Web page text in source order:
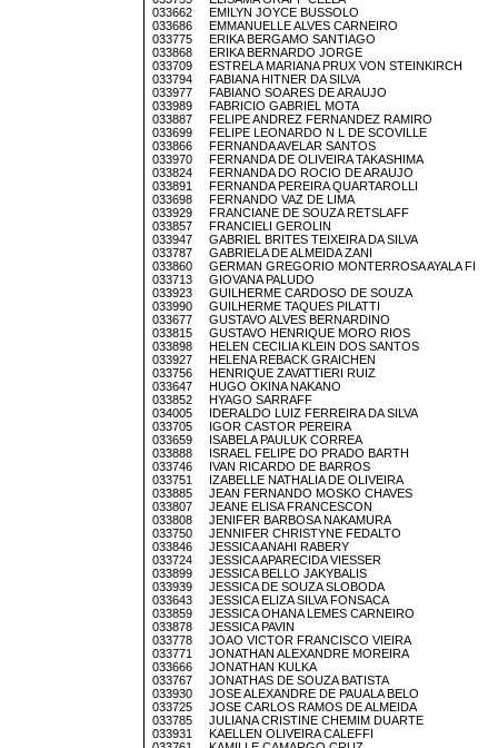
033662 EMILYN JOYCE BUSSOLO
033686 EMMANUELLE ALVES CARNEIRO
033775 ERIKA BERGAMO SANTIAGO
033868 ERIKA BERNARDO JORGE
033709 ESTRELA MARIANA PRUX VON STEINKIRCH
033794 FABIANA HITNER DA SILVA
033977 FABIANO SOARES DE ARAUJO
033989 FABRICIO GABRIEL MOTA
033887 FELIPE ANDREZ FERNANDEZ RAMIRO
033699 FELIPE LEONARDO N L DE SCOVILLE
033866 FERNANDA AVELAR SANTOS
033970 FERNANDA DE OLIVEIRA TAKASHIMA
033824 FERNANDA DO ROCIO DE ARAUJO
033891 FERNANDA PEREIRA QUARTAROLLI
033698 FERNANDO VAZ DE LIMA
033929 FRANCIANE DE SOUZA RETSLAFF
033857 FRANCIELI GEROLIN
033947 GABRIEL BRITES TEIXEIRA DA SILVA
033787 GABRIELA DE ALMEIDA ZANI
033860 GERMAN GREGORIO MONTERROSA AYALA FI
033713 GIOVANA PALUDO
033923 GUILHERME CARDOSO DE SOUZA
033990 GUILHERME TAQUES PILATTI
033677 GUSTAVO ALVES BERNARDINO
033815 GUSTAVO HENRIQUE MORO RIOS
033898 HELEN CECILIA KLEIN DOS SANTOS
033927 HELENA REBACK GRAICHEN
033756 HENRIQUE ZAVATTIERI RUIZ
033647 HUGO OKINA NAKANO
033852 HYAGO SARRAFF
034005 IDERALDO LUIZ FERREIRA DA SILVA
033705 IGOR CASTOR PEREIRA
033659 ISABELA PAULUK CORREA
033888 ISRAEL FELIPE DO PRADO BARTH
033746 IVAN RICARDO DE BARROS
033751 IZABELLE NATHALIA DE OLIVEIRA
033885 JEAN FERNANDO MOSKO CHAVES
033807 JEANE ELISA FRANCESCON
033808 JENIFER BARBOSA NAKAMURA
033750 JENNIFER CHRISTYNE FEDALTO
033846 JESSICA ANAHI RABERY
033724 JESSICA APARECIDA VIESSER
033899 JESSICA BELLO JAKYBALIS
033939 JESSICA DE SOUZA SLOBODA
033643 JESSICA ELIZA SILVA FONSACA
033859 JESSICA OHANA LEMES CARNEIRO
033878 JESSICA PAVIN
033778 JOAO VICTOR FRANCISCO VIEIRA
033771 JONATHAN ALEXANDRE MOREIRA
033666 JONATHAN KULKA
033767 JONATHAS DE SOUZA BATISTA
033930 JOSE ALEXANDRE DE PAUALA BELO
033725 JOSE CARLOS RAMOS DE ALMEIDA
033785 JULIANA CRISTINE CHEMIM DUARTE
033931 KAELLEN OLIVEIRA CALEFFI